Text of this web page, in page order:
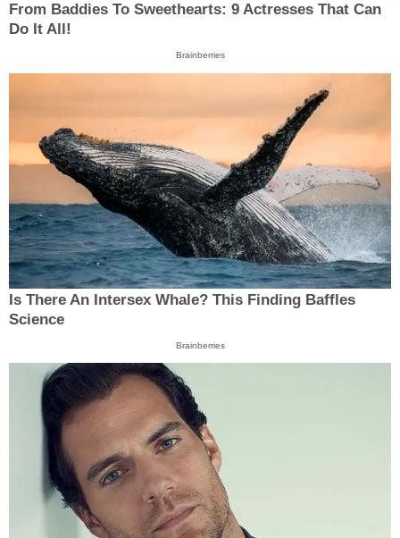
From Baddies To Sweethearts: 9 Actresses That Can
Do It All!
Brainberries
Is There An Intersex Whale? This Finding Baffles
Science
Brainberries